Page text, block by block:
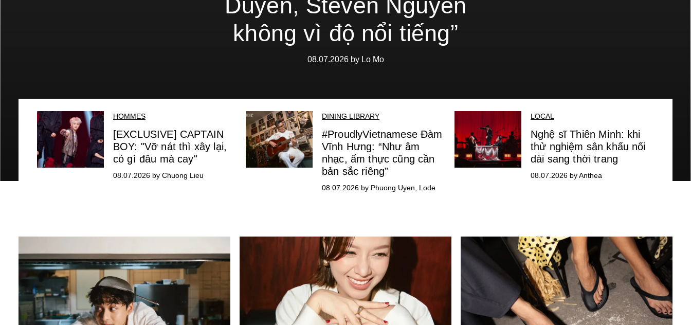
Duyên, Steven Nguyễn
không vì độ nổi tiếng”
08.07.2026 by Lo Mo
HOMMES
[EXCLUSIVE] CAPTAIN
BOY: "Vỡ nát thì xây lại,
có gì đâu mà cay"
08.07.2026 by Chuong Lieu
DINING LIBRARY
#ProudlyVietnamese Đàm
Vĩnh Hưng: “Như âm
nhạc, ẩm thực cũng cần
bản sắc riêng”
08.07.2026 by Phuong Uyen, Lode
LOCAL
Nghệ sĩ Thiên Minh: khi
thử nghiệm sân khấu nối
dài sang thời trang
08.07.2026 by Anthea